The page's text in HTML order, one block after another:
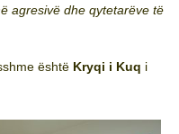
agresivë dhe qytetarëve të
është Kryqi i Kuq i